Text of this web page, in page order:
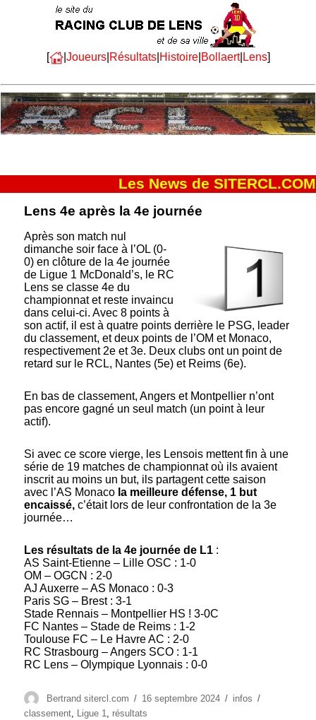
[ | Joueurs| Résultats| Histoire| Bollaert| Lens]
Les News de SITERCL.COM
Lens 4e après la 4e journée
Après son match nul
dimanche soir face à l’OL (0-
0) en clôture de la 4e journée
de Ligue 1 McDonald’s, le RC
Lens se classe 4e du
championnat et reste invaincu
dans celui-ci. Avec 8 points à
son actif, il est à quatre points derrière le PSG, leader
du classement, et deux points de l’OM et Monaco,
respectivement 2e et 3e. Deux clubs ont un point de
retard sur le RCL, Nantes (5e) et Reims (6e).
En bas de classement, Angers et Montpellier n’ont
pas encore gagné un seul match (un point à leur
actif).
Si avec ce score vierge, les Lensois mettent fin à une
série de 19 matches de championnat où ils avaient
inscrit au moins un but, ils partagent cette saison
avec l’AS Monaco la meilleure défense, 1 but
encaissé, c’était lors de leur confrontation de la 3e
journée…
Les résultats de la 4e journée de L1 :
AS Saint-Etienne – Lille OSC : 1-0
OM – OGCN : 2-0
AJ Auxerre – AS Monaco : 0-3
Paris SG – Brest : 3-1
Stade Rennais – Montpellier HS ! 3-0C
FC Nantes – Stade de Reims : 1-2
Toulouse FC – Le Havre AC : 2-0
RC Strasbourg – Angers SCO : 1-1
RC Lens – Olympique Lyonnais : 0-0
Auteur
Bertrand sitercl.com
Publié
le
16 septembre 2024 Catégories
infos
classement, Ligue 1, résultats